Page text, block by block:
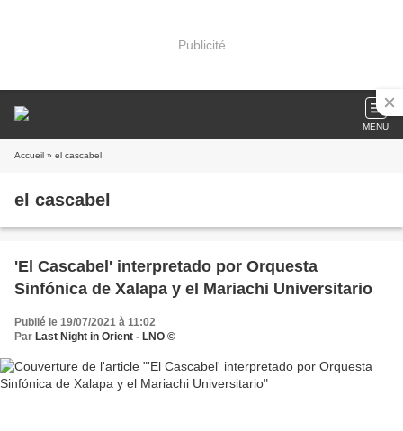
Publicité
MENU
Accueil » el cascabel
el cascabel
'El Cascabel' interpretado por Orquesta
Sinfónica de Xalapa y el Mariachi Universitario
Publié le 19/07/2021 à 11:02
Par Last Night in Orient - LNO ©